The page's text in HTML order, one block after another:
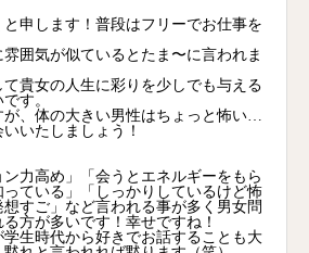
申します！普段はフリーでお仕事を
囲気が似ているとたま〜に言われま
貴女の人生に彩りを少しでも与える
す。
が、体の大きい男性はちょっと怖い…
いたしましょう！
ン力高め」「会うとエネルギーをもら
っている」「しっかりしているけど怖
想すご」など言われる事が多く男女問
方が多いです！幸せですね！
生時代から好きでお話することも大